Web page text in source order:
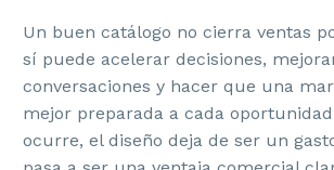
Un buen catálogo no cierra ventas
sí puede acelerar decisiones,
conversaciones y hacer que una
mejor preparada a cada
ocurre, el diseño deja de ser un